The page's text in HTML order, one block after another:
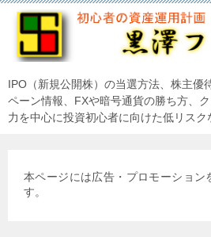
IPO（新規公開株）の当選方法、株主優
ペーン情報、FXや暗号通貨の勝ち方、
力を中心に投資初心者に向けた低リスク
本ページには広告・プロモーション
す。